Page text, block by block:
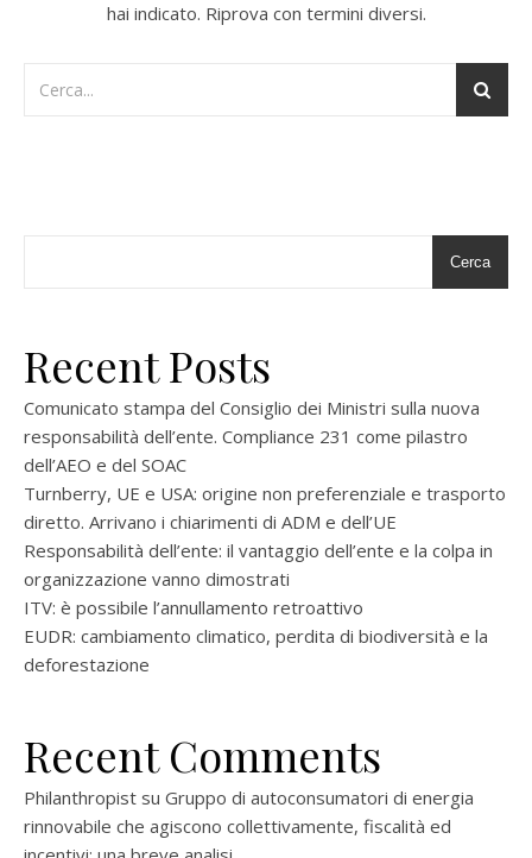
hai indicato. Riprova con termini diversi.
Cerca
Recent Posts
Comunicato stampa del Consiglio dei Ministri sulla nuova
responsabilità dell’ente. Compliance 231 come pilastro
dell’AEO e del SOAC
Turnberry, UE e USA: origine non preferenziale e trasporto
diretto. Arrivano i chiarimenti di ADM e dell’UE
Responsabilità dell’ente: il vantaggio dell’ente e la colpa in
organizzazione vanno dimostrati
ITV: è possibile l’annullamento retroattivo
EUDR: cambiamento climatico, perdita di biodiversità e la
deforestazione
Recent Comments
Philanthropist su Gruppo di autoconsumatori di energia
rinnovabile che agiscono collettivamente, fiscalità ed